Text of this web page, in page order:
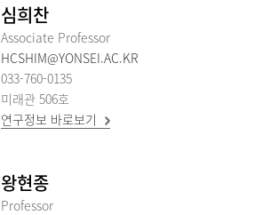
심희찬
Associate Professor
HCSHIM@YONSEI.AC.KR
033-760-0135
미래관 506호
연구정보 바로보기
왕현종
Professor